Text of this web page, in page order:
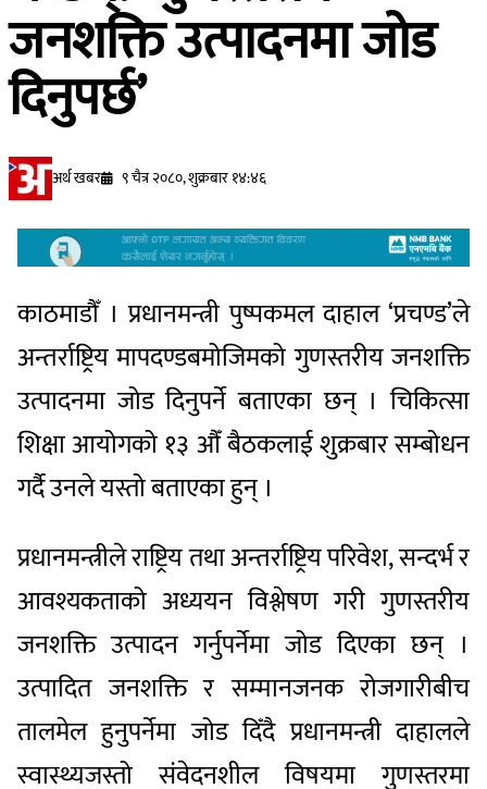
जनशक्ति उत्पादनमा जोड
दिनुपर्छ’
अर्थ खबर ९ चैत्र २०८०, शुक्रबार १४:४६
काठमाडौँ । प्रधानमन्त्री पुष्पकमल दाहाल ‘प्रचण्ड’ले
अन्तर्राष्ट्रिय मापदण्डबमोजिमको गुणस्तरीय जनशक्ति
उत्पादनमा जोड दिनुपर्ने बताएका छन् । चिकित्सा
शिक्षा आयोगको १३ औँ बैठकलाई शुक्रबार सम्बोधन
गर्दै उनले यस्तो बताएका हुन् ।
प्रधानमन्त्रीले राष्ट्रिय तथा अन्तर्राष्ट्रिय परिवेश, सन्दर्भ र
आवश्यकताको अध्ययन विश्लेषण गरी गुणस्तरीय
जनशक्ति उत्पादन गर्नुपर्नेमा जोड दिएका छन् ।
उत्पादित जनशक्ति र सम्मानजनक रोजगारीबीच
तालमेल हुनुपर्नेमा जोड दिँदै प्रधानमन्त्री दाहालले
स्वास्थ्यजस्तो संवेदनशील विषयमा गुणस्तरमा